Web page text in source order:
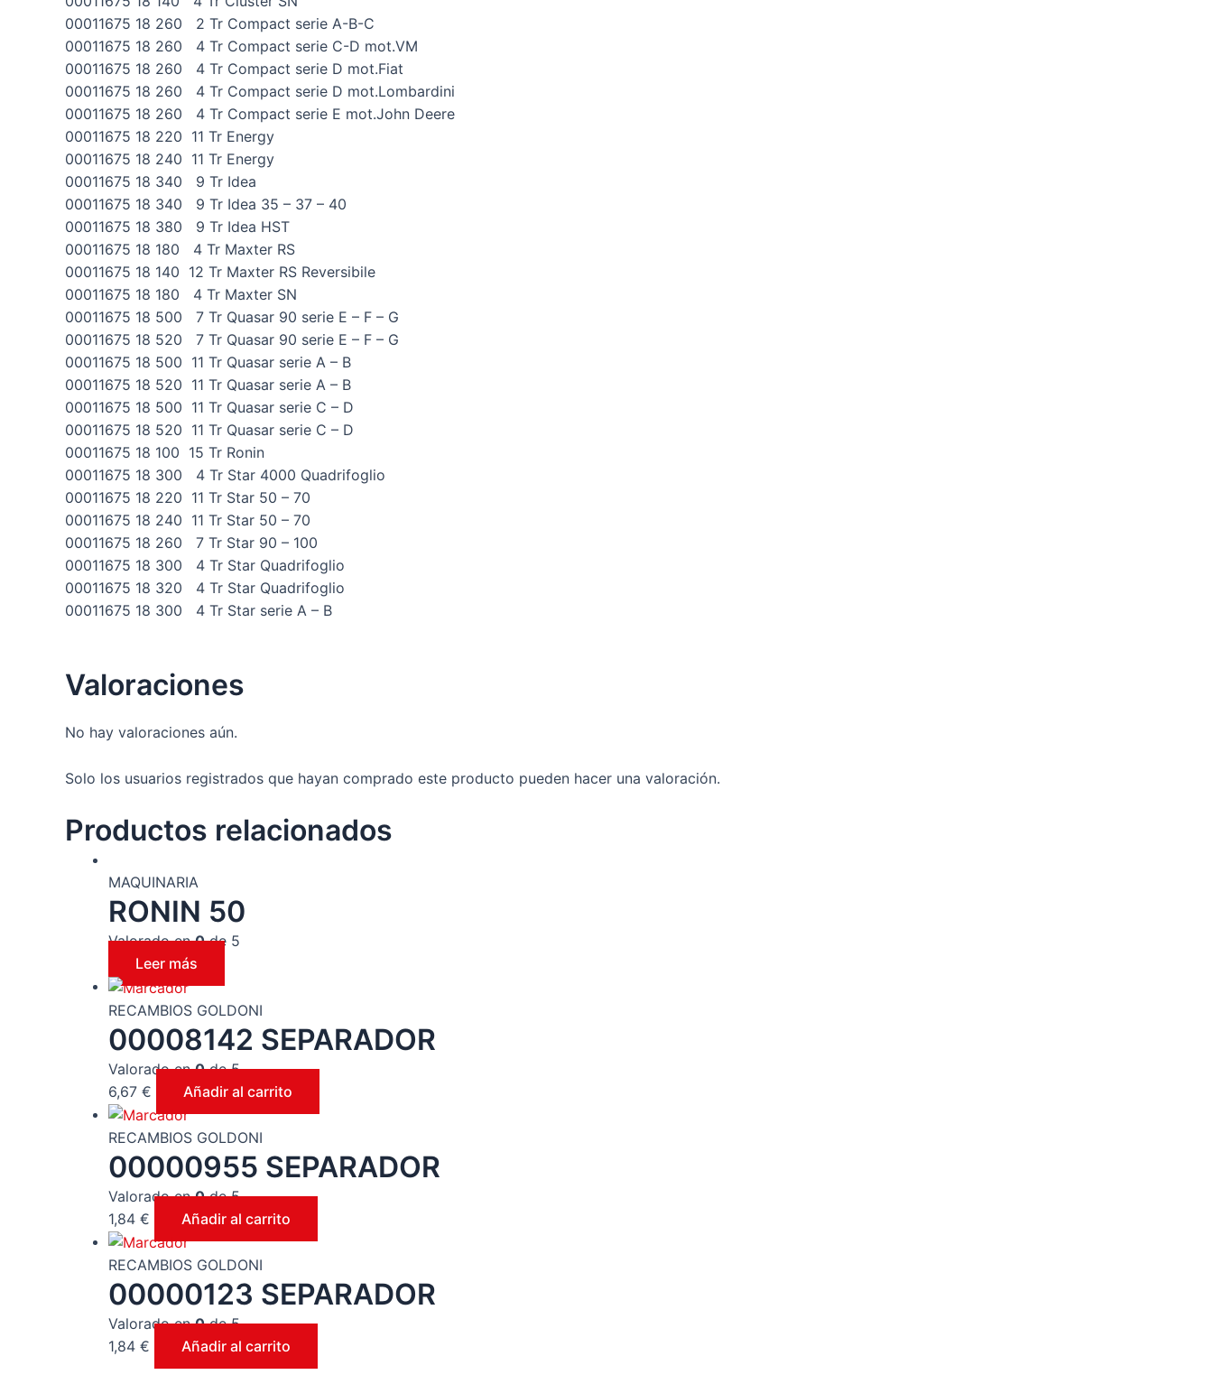
00011675 18 260 2 Tr Compact serie A-B-C
00011675 18 260 4 Tr Compact serie C-D mot.VM
00011675 18 260 4 Tr Compact serie D mot.Fiat
00011675 18 260 4 Tr Compact serie D mot.Lombardini
00011675 18 260 4 Tr Compact serie E mot.John Deere
00011675 18 220 11 Tr Energy
00011675 18 240 11 Tr Energy
00011675 18 340 9 Tr Idea
00011675 18 340 9 Tr Idea 35 – 37 – 40
00011675 18 380 9 Tr Idea HST
00011675 18 180 4 Tr Maxter RS
00011675 18 140 12 Tr Maxter RS Reversibile
00011675 18 180 4 Tr Maxter SN
00011675 18 500 7 Tr Quasar 90 serie E – F – G
00011675 18 520 7 Tr Quasar 90 serie E – F – G
00011675 18 500 11 Tr Quasar serie A – B
00011675 18 520 11 Tr Quasar serie A – B
00011675 18 500 11 Tr Quasar serie C – D
00011675 18 520 11 Tr Quasar serie C – D
00011675 18 100 15 Tr Ronin
00011675 18 300 4 Tr Star 4000 Quadrifoglio
00011675 18 220 11 Tr Star 50 – 70
00011675 18 240 11 Tr Star 50 – 70
00011675 18 260 7 Tr Star 90 – 100
00011675 18 300 4 Tr Star Quadrifoglio
00011675 18 320 4 Tr Star Quadrifoglio
00011675 18 300 4 Tr Star serie A – B
Valoraciones
No hay valoraciones aún.
Solo los usuarios registrados que hayan comprado este producto pueden hacer una valoración.
Productos relacionados
MAQUINARIA
RONIN 50
Valorado en0de 5
Leer más
RECAMBIOS GOLDONI
00008142 SEPARADOR
Valorado en0de 5
6,67 € Añadir al carrito
RECAMBIOS GOLDONI
00000955 SEPARADOR
Valorado en0de 5
1,84 € Añadir al carrito
RECAMBIOS GOLDONI
00000123 SEPARADOR
Valorado en0de 5
1,84 € Añadir al carrito